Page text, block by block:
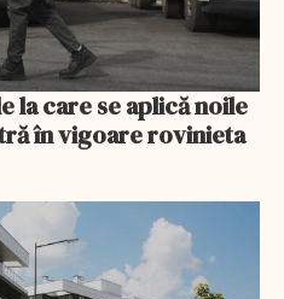
la care se aplică noile
în vigoare rovinieta